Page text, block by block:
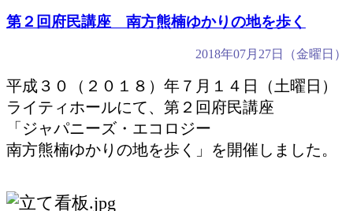
第２回府民講座 南方熊楠ゆかりの地を歩く
2018年07月27日（金曜日）
平成３０（２０１８）年７月１４日（土曜日）
ライティホールにて、第２回府民講座
「ジャパニーズ・エコロジー
南方熊楠ゆかりの地を歩く」を開催しました。